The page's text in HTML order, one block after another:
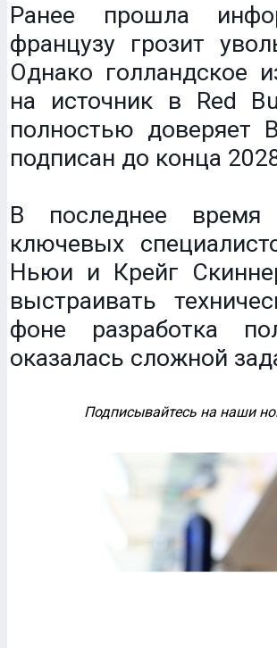
Ранее прошла
французу грозит
Однако голландское
на источник в Red
полностью доверяет
подписан до конца
В последнее
ключевых
Ньюи и Крейг
выстраивать
фоне разработка
оказалась сложной
Подписывайтесь на наши